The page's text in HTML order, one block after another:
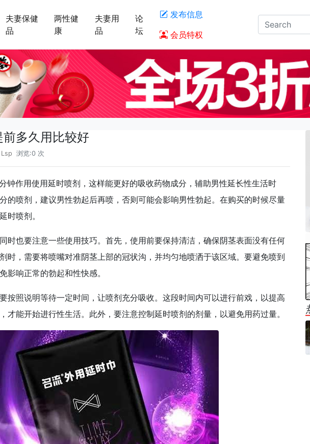
夫妻保健
品
两性健
康
夫妻用
品
论
坛
发布信息
会员特权
多久用比较好
Lsp 浏览:0 次
钟作用使用延时喷剂，这样能更好的吸收药物成分，辅助男性延长性生活时
的喷剂，建议男性勃起后再喷，否则可能会影响男性勃起。在购买的时候尽量
时喷剂。
时也要注意一些使用技巧。首先，使用前要保持清洁，确保阴茎表面没有任何
时，需要将喷嘴对准阴茎上部的冠状沟，并均匀地喷洒于该区域。要避免喷到
影响正常的勃起和性快感。
按照说明等待一定时间，让喷剂充分吸收。这段时间内可以进行前戏，以提高
才能开始进行性生活。此外，要注意控制延时喷剂的剂量，以避免用药过量。